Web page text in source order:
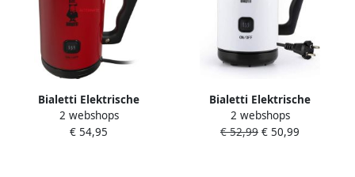
Bialetti Elektrische
melkopschuimer 4431
Melkopschuimer
2 webshops
€ 54,95
Bialetti Elektrische
melkopschuimer 4432
Melkopschuimer
2 webshops
€ 52,99 € 50,99